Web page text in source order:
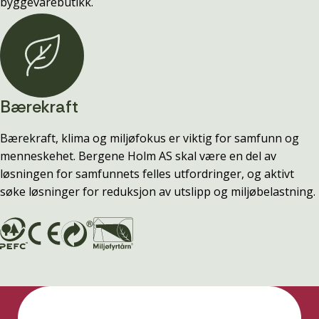
Bærekraft
Bærekraft, klima og miljøfokus er viktig for samfunn og
menneskehet. Bergene Holm AS skal være en del av
løsningen for samfunnets felles utfordringer, og aktivt
søke løsninger for reduksjon av utslipp og miljøbelastning.